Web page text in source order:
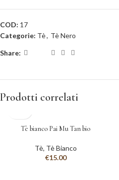
COD: 17
Categorie: Tè, Tè Nero
Share:
Prodotti correlati
Tè bianco Pai Mu Tan bio
Tè, Tè Bianco
€15.00